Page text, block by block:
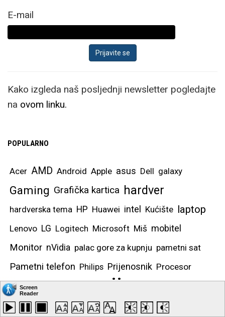
E-mail
Kako izgleda naš posljednji newsletter pogledajte
na ovom linku.
POPULARNO
Acer AMD Android Apple asus Dell galaxy
Gaming Grafička kartica hardver
hardverska tema HP Huawei intel Kućište laptop
Lenovo LG Logitech Microsoft Miš mobitel
Monitor nVidia palac gore za kupnju pametni sat
Pametni telefon Philips Prijenosnik Procesor
Računalo
recenzija
Samsung slušalice smartfon Smartphone